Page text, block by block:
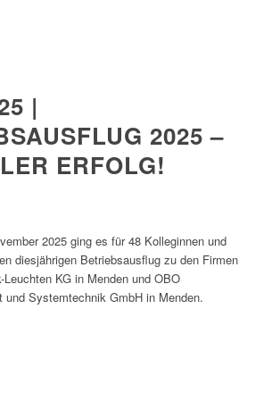
|
2025 –
ERFOLG!
2025 ging es für 48 Kolleginnen und
diesjährigen Betriebsausflug zu den Firmen
Leuchten KG in Menden und OBO
und Systemtechnik GmbH in Menden.